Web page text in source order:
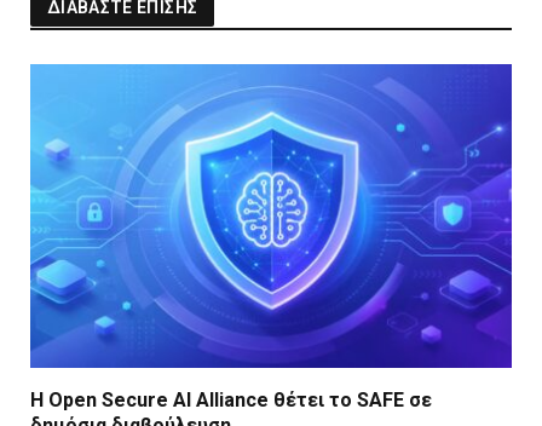
ΔΙΑΒΑΣΤΕ ΕΠΙΣΗΣ
Η Open Secure AI Alliance θέτει το SAFE σε